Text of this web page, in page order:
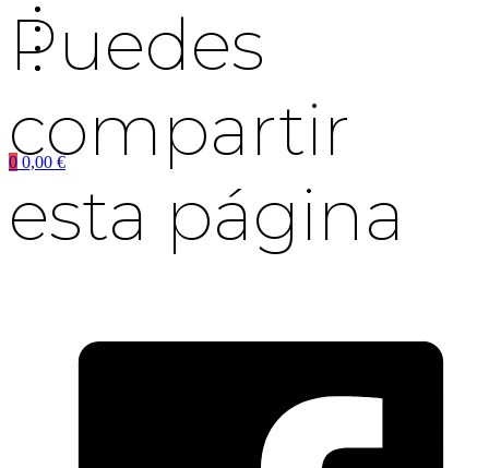
0 0,00 €
Puedes
compartir
esta página